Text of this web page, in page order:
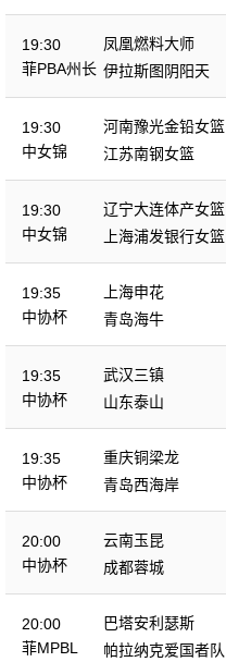
19:30
菲PBA州长
凤凰燃料大师
伊拉斯图阴阳天
19:30
中女锦
河南豫光金铅女篮
江苏南钢女篮
19:30
中女锦
辽宁大连体产女篮
上海浦发银行女篮
19:35
中协杯
上海申花
青岛海牛
19:35
中协杯
武汉三镇
山东泰山
19:35
中协杯
重庆铜梁龙
青岛西海岸
20:00
中协杯
云南玉昆
成都蓉城
20:00
菲MPBL
巴塔安利瑟斯
帕拉纳克爱国者队